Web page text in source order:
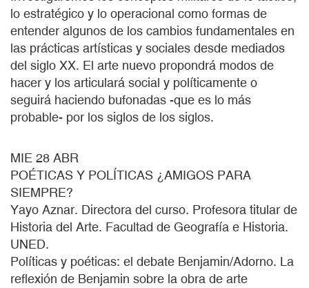
lo estratégico y lo operacional como formas de
entender algunos de los cambios fundamentales en
las prácticas artísticas y sociales desde mediados
del siglo XX. El arte nuevo propondrá modos de
hacer y los articulará social y políticamente o
seguirá haciendo bufonadas -que es lo más
probable- por los siglos de los siglos.
MIE 28 ABR
POÉTICAS Y POLÍTICAS ¿AMIGOS PARA
SIEMPRE?
Yayo Aznar. Directora del curso. Profesora titular de
Historia del Arte. Facultad de Geografía e Historia.
UNED.
Políticas y poéticas: el debate Benjamin/Adorno. La
reflexión de Benjamin sobre la obra de arte